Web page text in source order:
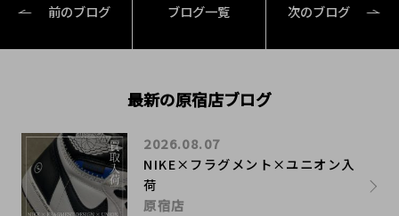
前のブログ ブログ一覧 次のブログ
最新の原宿店ブログ
NIKE×フラグメント×ユニオン入
荷
2026.08.07
原宿店